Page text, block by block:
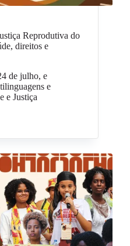
Reprodutiva do
direitos e
de julho, e
e
e Justiça